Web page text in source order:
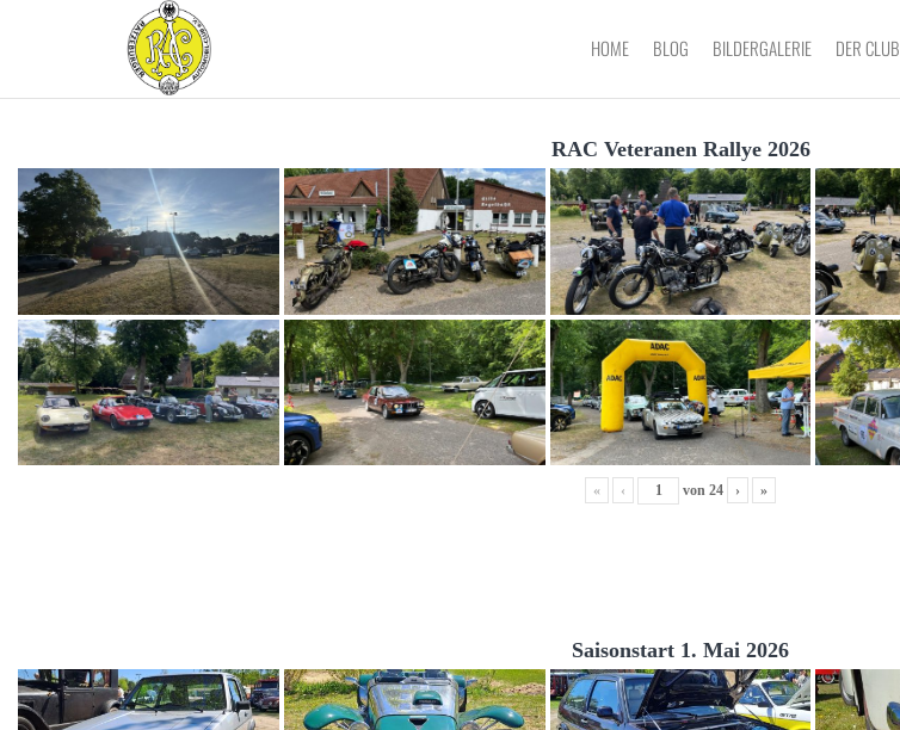
AUTOMOBIL-
ADAC E.V.
HOME BLOG BILDERGALERIE DER CLUB
RAC Veteranen Rallye 2026
« ‹ von 24 › »
Saisonstart 1. Mai 2026